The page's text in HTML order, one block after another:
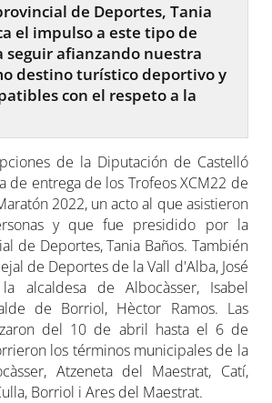
de Deportes, Tania
el impulso a este tipo de
seguir afianzando nuestra
destino turístico deportivo y
con el respeto a la
de la Diputación de Castelló
de entrega de los Trofeos XCM22 de
2022, un acto al que asistieron
y que fue presidido por la
de Deportes, Tania Baños. También
de Deportes de la Vall d'Alba, José
alcaldesa de Albocàsser, Isabel
de Borriol, Hèctor Ramos. Las
del 10 de abril hasta el 6 de
los términos municipales de la
Atzeneta del Maestrat, Catí,
Borriol i Ares del Maestrat.